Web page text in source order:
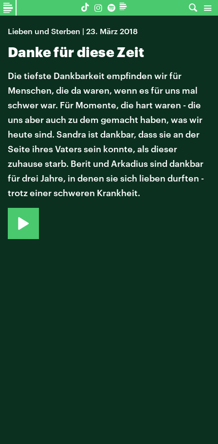
Lieben und Sterben | 23. März 2018
Danke für diese Zeit
Die tiefste Dankbarkeit empfinden wir für
Menschen, die da waren, wenn es für uns mal
schwer war. Für Momente, die hart waren - die
uns aber auch zu dem gemacht haben, was wir
heute sind. Sandra ist dankbar, dass sie an der
Seite ihres Vaters sein konnte, als dieser
zuhause starb. Berit und Arkadius sind dankbar
für drei Jahre, in denen sie sich lieben durften -
trotz einer schweren Krankheit.